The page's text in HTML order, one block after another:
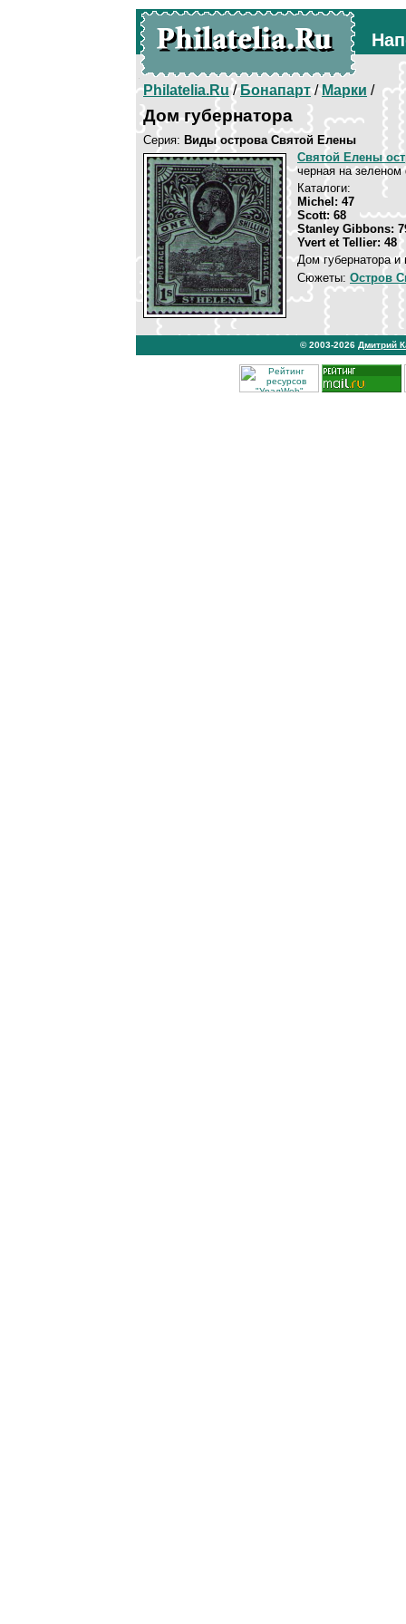
Philatelia.Ru/Бонапарт/Марки /
Дом губернатора
Серия: Виды острова Святой Елены
Святой Елены
черная на
Каталоги:
Michel: 47
Scott: 68
Stanley Gibbons:
Yvert et Tellier: 48
Дом губернатора и
Сюжеты: Остров
© 2003-2026 Дмитрий